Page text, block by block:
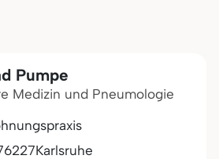
Pumpe
Medizin und Pneumologie
Karlsruhe